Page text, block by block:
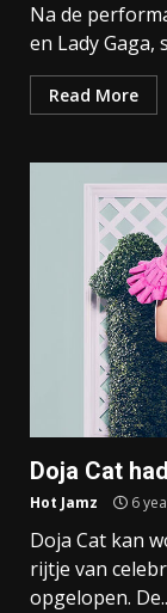
Na de
en Lady Gaga,
Read More
Doja Cat
Hot Jamz 6
Doja Cat kan
rijtje van
opgelopen.